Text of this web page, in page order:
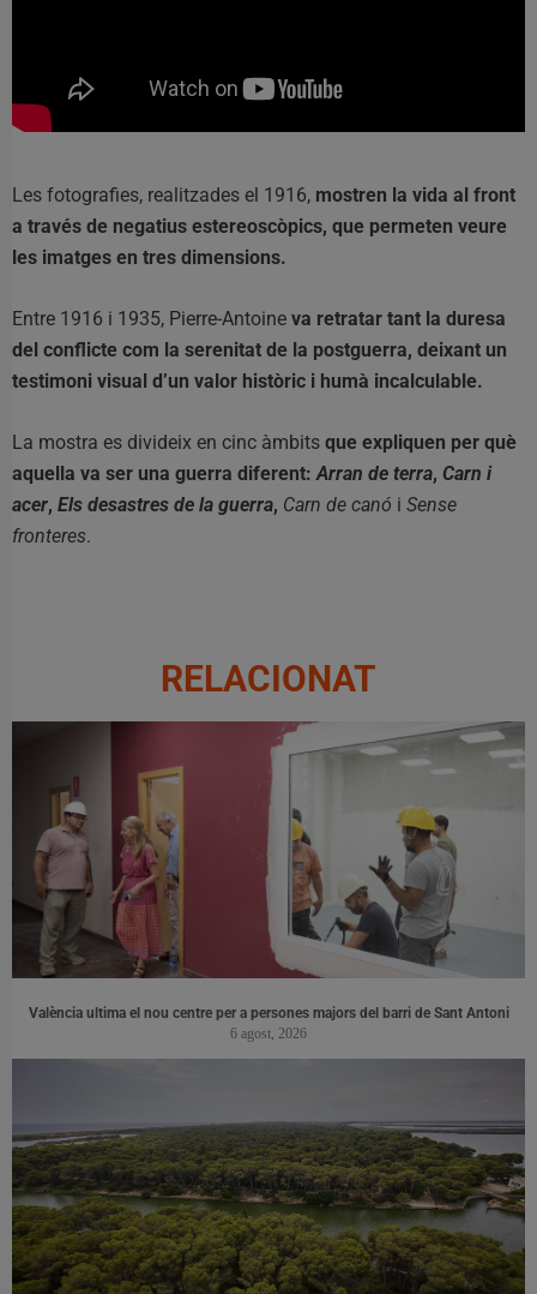
Les fotografies, realitzades el 1916, mostren la vida al front
a través de negatius estereoscòpics, que permeten veure
les imatges en tres dimensions.
Entre 1916 i 1935, Pierre-Antoine va retratar tant la duresa
del conflicte com la serenitat de la postguerra, deixant un
testimoni visual d’un valor històric i humà incalculable.
La mostra es divideix en cinc àmbits que expliquen per què
aquella va ser una guerra diferent: Arran de terra, Carn i
acer, Els desastres de la guerra, Carn de canó i Sense
fronteres.
RELACIONAT
València ultima el nou centre per a persones majors del barri de Sant Antoni
6 agost, 2026